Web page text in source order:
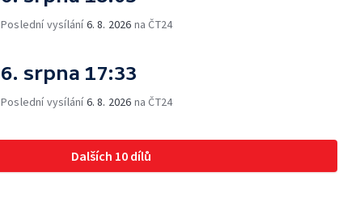
Poslední vysílání6. 8. 2026 na ČT24
6. srpna 17:33
Poslední vysílání6. 8. 2026 na ČT24
Dalších 10 dílů